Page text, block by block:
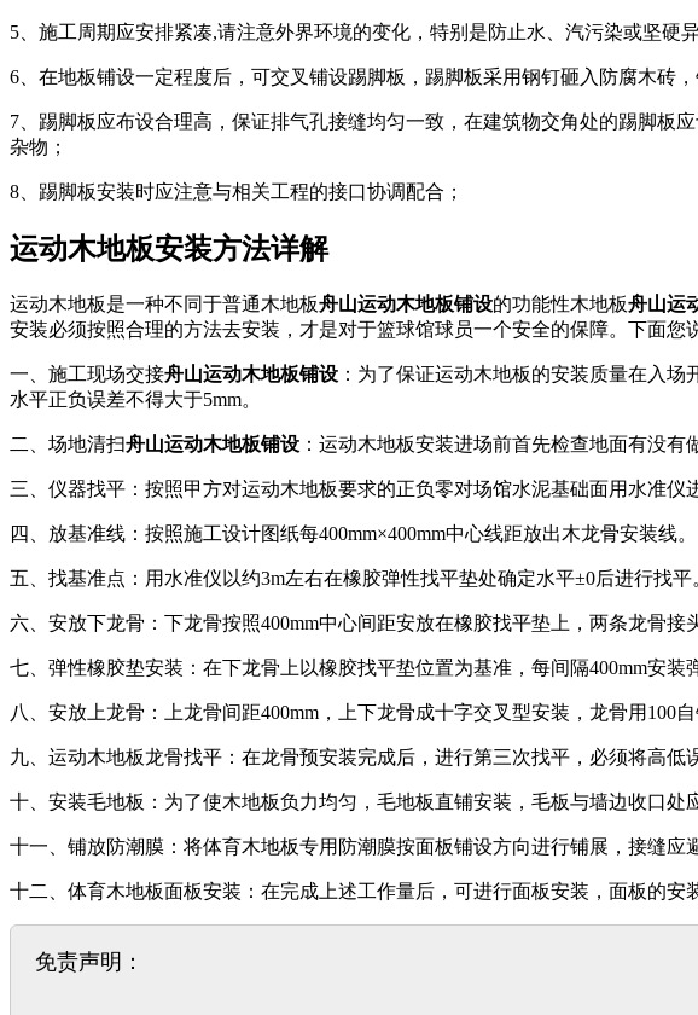
5、施工周期应安排紧凑,请注意外界环境的变化，特别是防止水、汽污染或坚硬
6、在地板铺设一定程度后，可交叉铺设踢脚板，踢脚板采用钢钉砸入防腐木砖
7、踢脚板应布设合理高，保证排气孔接缝均匀一致，在建筑物交角处的踢脚板
杂物；
8、踢脚板安装时应注意与相关工程的接口协调配合；
运动木地板安装方法详解
运动木地板是一种不同于普通木地板舟山运动木地板铺设的功能性木地板舟山运
安装必须按照合理的方法去安装，才是对于篮球馆球员一个安全的保障。下面您
一、施工现场交接舟山运动木地板铺设 ：为了保证运动木地板的安装质量在入
水平正负误差不得大于5mm。
二、场地清扫舟山运动木地板铺设 ：运动木地板安装进场前首先检查地面有没
三、仪器找平：按照甲方对运动木地板要求的正负零对场馆水泥基础面用水准仪
四、放基准线：按照施工设计图纸每400mm×400mm中心线距放出木龙骨安装线。
五、找基准点：用水准仪以约3m左右在橡胶弹性找平垫处确定水平±0后进行找平
六、安放下龙骨：下龙骨按照400mm中心间距安放在橡胶找平垫上，两条龙骨
七、弹性橡胶垫安装：在下龙骨上以橡胶找平垫位置为基准，每间隔400mm安装
八、安放上龙骨：上龙骨间距400mm，上下龙骨成十字交叉型安装，龙骨用100
九、运动木地板龙骨找平：在龙骨预安装完成后，进行第三次找平，必须将高低
十、安装毛地板：为了使木地板负力均匀，毛地板直铺安装，毛板与墙边收口处
十一、铺放防潮膜：将体育木地板专用防潮膜按面板铺设方向进行铺展，接缝应
十二、体育木地板面板安装：在完成上述工作量后，可进行面板安装，面板的
免责声明：